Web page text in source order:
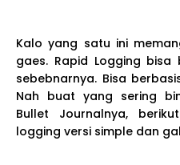
Kalo yang satu ini
gaes. Rapid Logging
sebebnarnya. Bisa
Nah buat yang sering
Bullet Journalnya,
logging versi simple dan